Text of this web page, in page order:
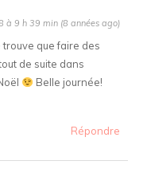
à 9 h 39 min (8 années ago)
trouve que faire des
de suite dans
Belle journée!
Répondre